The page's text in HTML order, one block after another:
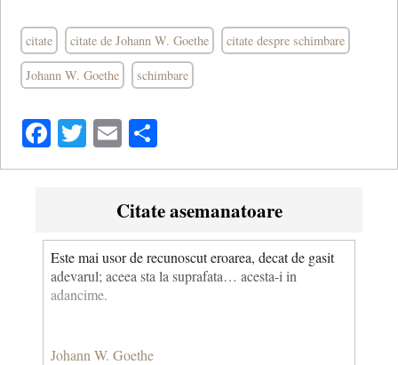
citate citate de Johann W. Goethe citate despre schimbare
Johann W. Goethe schimbare
Facebook
Twitter
Email
Citate asemanatoare
Este mai usor de recunoscut eroarea, decat de gasit
adevarul; aceea sta la suprafata… acesta-i in
adancime.
Johann W. Goethe